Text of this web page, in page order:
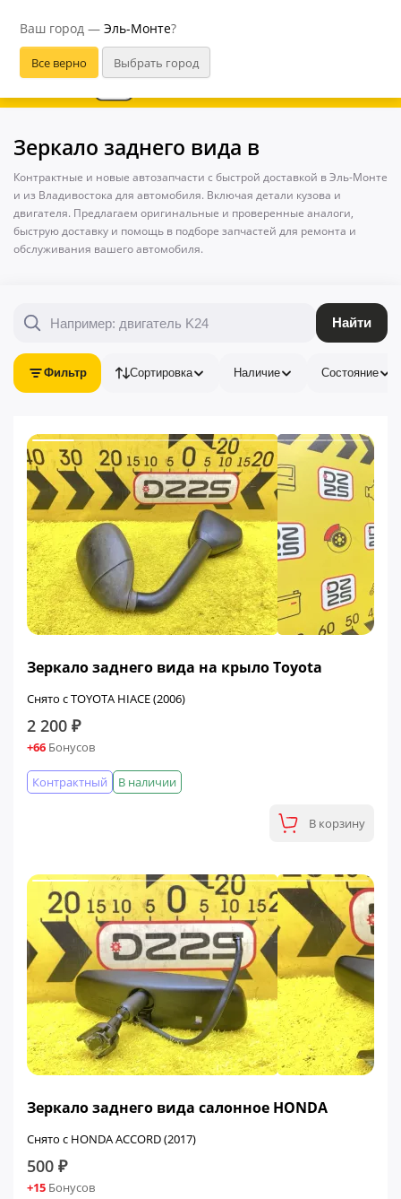
Ваш город — Эль-Монте?
В приложении удобнее
Зеркало заднего вида в
Контрактные и новые автозапчасти с быстрой доставкой в Эль-Монте
и из Владивостока для автомобиля. Включая детали кузова и
двигателя. Предлагаем оригинальные и проверенные аналоги,
быструю доставку и помощь в подборе запчастей для ремонта и
обслуживания вашего автомобиля.
Найти
Фильтр Сортировка Наличие Состояние
Зеркало заднего вида на крыло Toyota
Снято с TOYOTA HIACE (2006)
2 200 ₽
+66 Бонусов
В наличии
Контрактный
В корзину
Зеркало заднего вида салонное HONDA
Снято с HONDA ACCORD (2017)
500 ₽
+15 Бонусов